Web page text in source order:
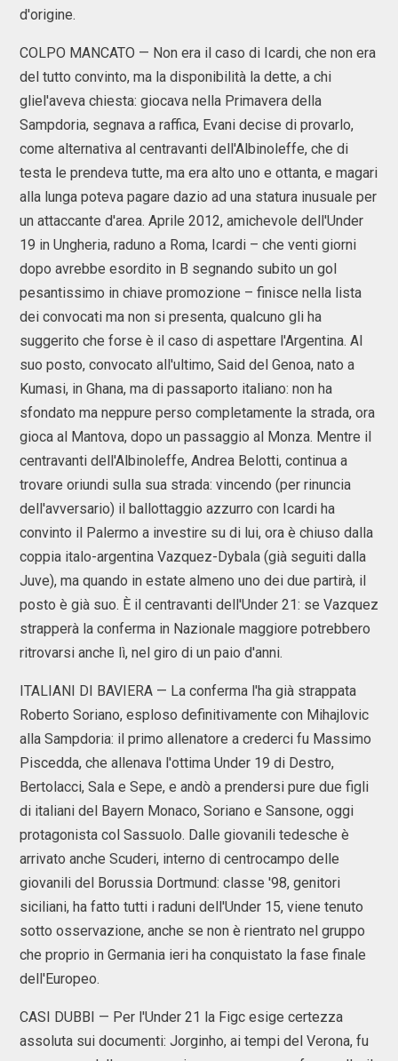
d'origine.
COLPO MANCATO — Non era il caso di Icardi, che non era
del tutto convinto, ma la disponibilità la dette, a chi
gliel'aveva chiesta: giocava nella Primavera della
Sampdoria, segnava a raffica, Evani decise di provarlo,
come alternativa al centravanti dell'Albinoleffe, che di
testa le prendeva tutte, ma era alto uno e ottanta, e magari
alla lunga poteva pagare dazio ad una statura inusuale per
un attaccante d'area. Aprile 2012, amichevole dell'Under
19 in Ungheria, raduno a Roma, Icardi – che venti giorni
dopo avrebbe esordito in B segnando subito un gol
pesantissimo in chiave promozione – finisce nella lista
dei convocati ma non si presenta, qualcuno gli ha
suggerito che forse è il caso di aspettare l'Argentina. Al
suo posto, convocato all'ultimo, Said del Genoa, nato a
Kumasi, in Ghana, ma di passaporto italiano: non ha
sfondato ma neppure perso completamente la strada, ora
gioca al Mantova, dopo un passaggio al Monza. Mentre il
centravanti dell'Albinoleffe, Andrea Belotti, continua a
trovare oriundi sulla sua strada: vincendo (per rinuncia
dell'avversario) il ballottaggio azzurro con Icardi ha
convinto il Palermo a investire su di lui, ora è chiuso dalla
coppia italo-argentina Vazquez-Dybala (già seguiti dalla
Juve), ma quando in estate almeno uno dei due partirà, il
posto è già suo. È il centravanti dell'Under 21: se Vazquez
strapperà la conferma in Nazionale maggiore potrebbero
ritrovarsi anche lì, nel giro di un paio d'anni.
ITALIANI DI BAVIERA — La conferma l'ha già strappata
Roberto Soriano, esploso definitivamente con Mihajlovic
alla Sampdoria: il primo allenatore a crederci fu Massimo
Piscedda, che allenava l'ottima Under 19 di Destro,
Bertolacci, Sala e Sepe, e andò a prendersi pure due figli
di italiani del Bayern Monaco, Soriano e Sansone, oggi
protagonista col Sassuolo. Dalle giovanili tedesche è
arrivato anche Scuderi, interno di centrocampo delle
giovanili del Borussia Dortmund: classe '98, genitori
siciliani, ha fatto tutti i raduni dell'Under 15, viene tenuto
sotto osservazione, anche se non è rientrato nel gruppo
che proprio in Germania ieri ha conquistato la fase finale
dell'Europeo.
CASI DUBBI — Per l'Under 21 la Figc esige certezza
assoluta sui documenti: Jorginho, ai tempi del Verona, fu